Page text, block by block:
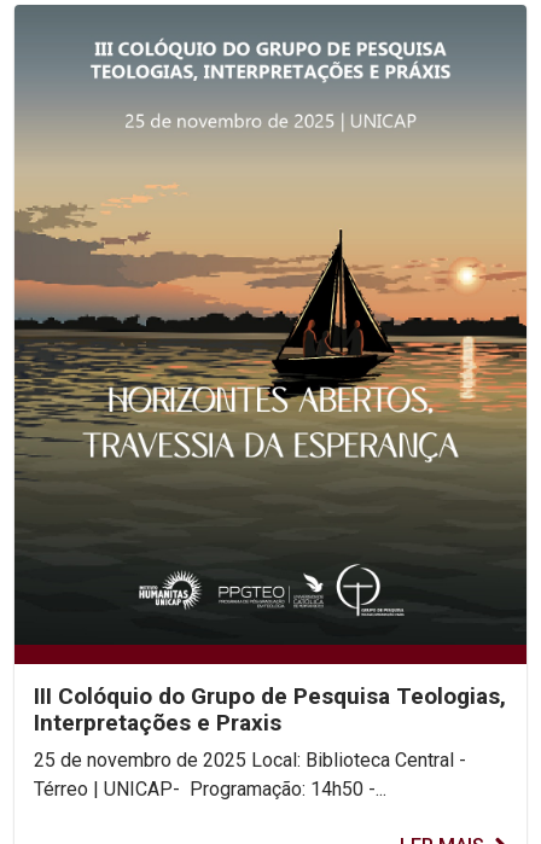
III Colóquio do Grupo de Pesquisa Teologias,
Interpretações e Praxis
25 de novembro de 2025 Local: Biblioteca Central -
Térreo | UNICAP- Programação: 14h50 -...